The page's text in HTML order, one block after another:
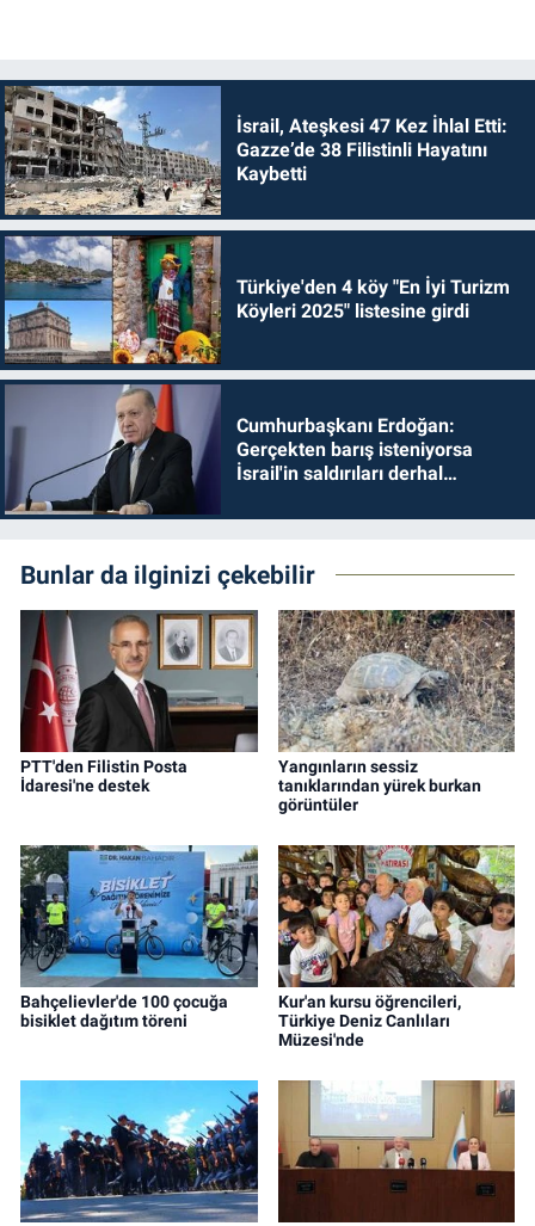
İsrail, Ateşkesi 47 Kez İhlal Etti:
Gazze’de 38 Filistinli Hayatını
Kaybetti
Türkiye'den 4 köy "En İyi Turizm
Köyleri 2025" listesine girdi
Cumhurbaşkanı Erdoğan:
Gerçekten barış isteniyorsa
İsrail'in saldırıları derhal
Bunlar da ilginizi çekebilir
PTT'den Filistin Posta
İdaresi'ne destek
Yangınların sessiz
tanıklarından yürek burkan
görüntüler
Bahçelievler'de 100 çocuğa
bisiklet dağıtım töreni
Kur'an kursu öğrencileri,
Türkiye Deniz Canlıları
Müzesi'nde